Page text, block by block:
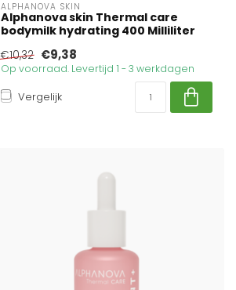
ALPHANOVA SKIN
Alphanova skin Thermal care
bodymilk hydrating 400 Milliliter
€10,32 €9,38
Op voorraad. Levertijd 1 - 3 werkdagen
Vergelijk